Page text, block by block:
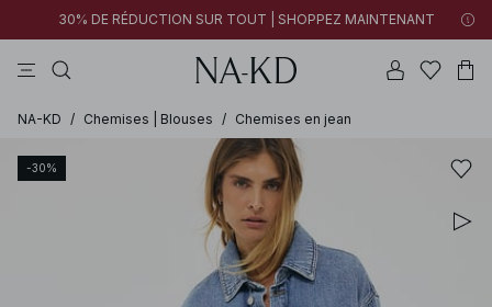
30% DE RÉDUCTION SUR TOUT | SHOPPEZ MAINTENANT
NA-KD / Chemises | Blouses / Chemises en jean
-30%